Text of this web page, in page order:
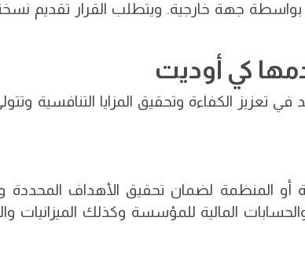
جهة خارجية. ويتطلب القرار تقديم نسخة
كي أوديت
في تعزيز الكفاءة وتحقيق المزايا التنافسية
أو المنظمة لضمان تحقيق الأهداف المحددة
المالية للمؤسسة وكذلك الميزانيات